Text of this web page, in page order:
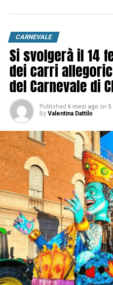
CARNEVALE
Si svolgerà il 14
dei carri
del Carnevale di
Published 6 mesi ago on 5
By Valentina Dattilo